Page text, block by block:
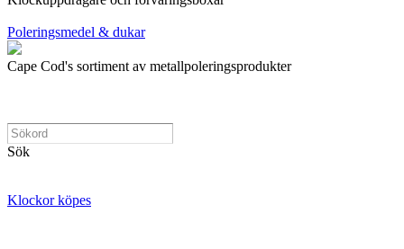
Poleringsmedel & dukar
Cape Cod's sortiment av metallpoleringsprodukter
Sök
Klockor köpes